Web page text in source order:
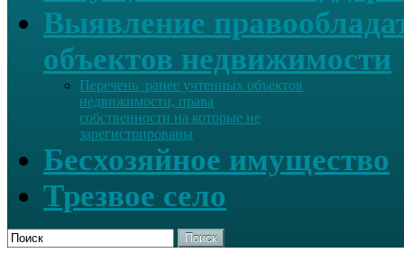
Выявление
объектов недвижимости
Перечень ранее учтенных объектов
недвижимости, права
собственности на которые не
зарегистрированы
Бесхозяйное имущество
Трезвое село
Поиск